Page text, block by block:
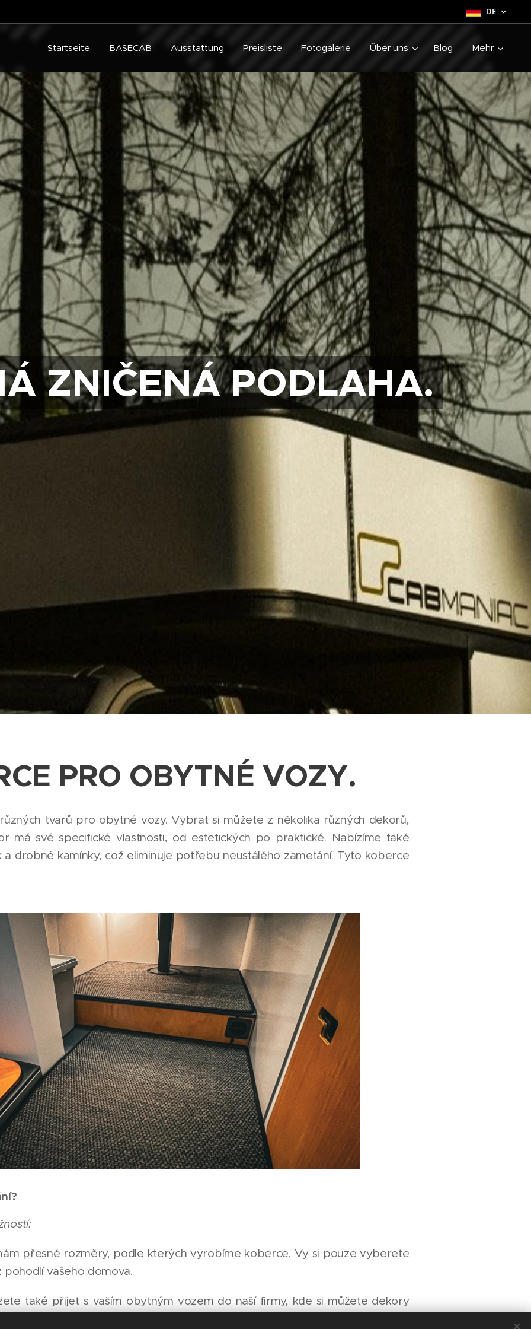
DE
Startseite BASECAB Ausstattung Preisliste Fotogalerie Über uns Blog Mehr
ZNIČENÁ PODLAHA.
PRO OBYTNÉ VOZY.
tvarů pro obytné vozy. Vybrat si můžete z několika různých dekorů,
má své specifické vlastnosti, od estetických po praktické. Nabízíme také
drobné kamínky, což eliminuje potřebu neustálého zametání. Tyto koberce
přesné rozměry, podle kterých vyrobíme koberce. Vy si pouze vyberete
vašeho domova.
také přijet s vaším obytným vozem do naší firmy, kde si můžete dekory